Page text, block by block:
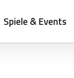
Spiele & Events